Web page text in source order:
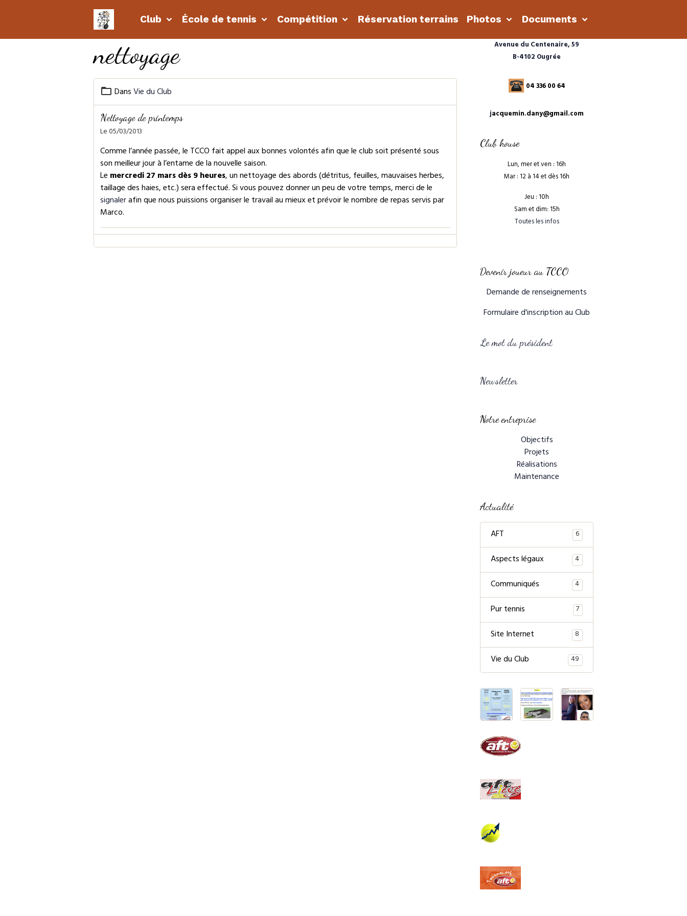
Club École de tennis Compétition Réservation terrains Photos Documents
nettoyage
DansVie du Club
Nettoyage de printemps
Le 05/03/2013
Comme l’année passée, le TCCO fait appel aux bonnes volontés afin que le club soit présenté sous
son meilleur jour à l’entame de la nouvelle saison.
Le mercredi 27 mars dès 9 heures, un nettoyage des abords (détritus, feuilles, mauvaises herbes,
taillage des haies, etc.) sera effectué. Si vous pouvez donner un peu de votre temps, merci de le
signalerafin que nous puissions organiser le travail au mieux et prévoir le nombre de repas servis par
Marco.
Avenue du Centenaire, 59
B-4102 Ougrée
04 336 00 64
jacquemin.dany@gmail.com
Club house
Lun, mer et ven : 16h
Mar : 12 à 14 et dès 16h
Jeu : 10h
Sam et dim: 15h
Toutes les infos
Devenir joueur au TCCO
Demande de renseignements
Formulaire d'inscription au Club
Le mot du président
Newsletter
Notre entreprise
Objectifs
Projets
Réalisations
Maintenance
Actualité
AFT 6
Aspects légaux 4
Communiqués 4
Pur tennis 7
Site Internet 8
Vie du Club 49